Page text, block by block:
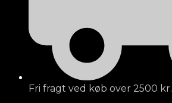
Fri fragt ved køb over 2500 kr.